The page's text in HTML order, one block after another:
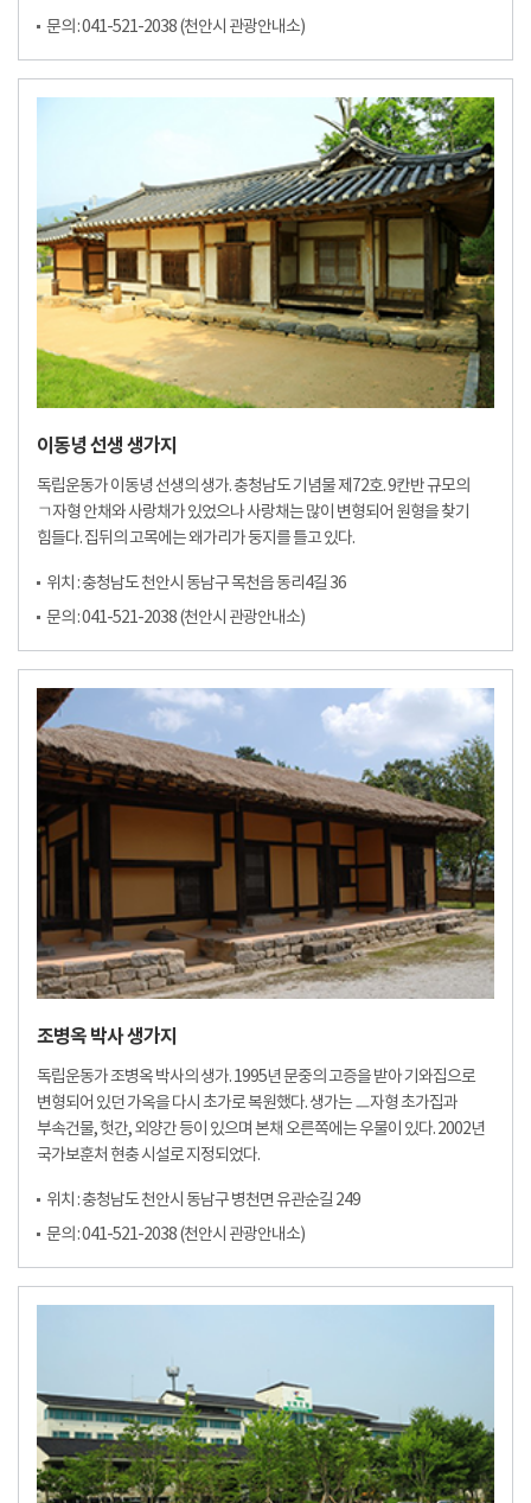
문의 : 041-521-2038 (천안시 관광안내소)
이동녕 선생 생가지
독립운동가 이동녕 선생의 생가. 충청남도 기념물 제72호. 9칸반 규모의
ㄱ자형 안채와 사랑채가 있었으나 사랑채는 많이 변형되어 원형을 찾기
힘들다. 집뒤의 고목에는 왜가리가 둥지를 틀고 있다.
위치 : 충청남도 천안시 동남구 목천읍 동리4길 36
문의 : 041-521-2038 (천안시 관광안내소)
조병옥 박사 생가지
독립운동가 조병옥 박사의 생가. 1995년 문중의 고증을 받아 기와집으로
변형되어 있던 가옥을 다시 초가로 복원했다. 생가는 ㅡ자형 초가집과
부속건물, 헛간, 외양간 등이 있으며 본채 오른쪽에는 우물이 있다. 2002년
국가보훈처 현충 시설로 지정되었다.
위치 : 충청남도 천안시 동남구 병천면 유관순길 249
문의 : 041-521-2038 (천안시 관광안내소)